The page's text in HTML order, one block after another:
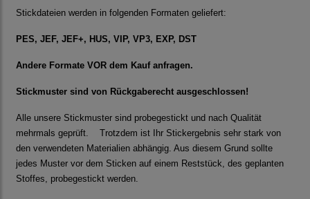
Stickdateien werden in folgenden Formaten geliefert:
PES, JEF, JEF+, HUS, VIP, VP3, EXP, DST
Andere Formate VOR dem Kauf anfragen.
Stickmuster sind von Rückgaberecht ausgeschlossen!
Alle unsere Stickmuster sind probegestickt und nach Qualität
mehrmals geprüft. Trotzdem ist Ihr Stickergebnis sehr stark von
den verwendeten Materialien abhängig. Aus diesem Grund sollte
jedes Muster vor dem Sticken auf einem Reststück, des geplanten
Stoffes, probegestickt werden.